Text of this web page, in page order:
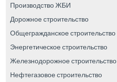
Производство ЖБИ
Дорожное строительство
Общегражданское строительство
Энергетическое строительство
Железнодорожное строительство
Нефтегазовое строительство